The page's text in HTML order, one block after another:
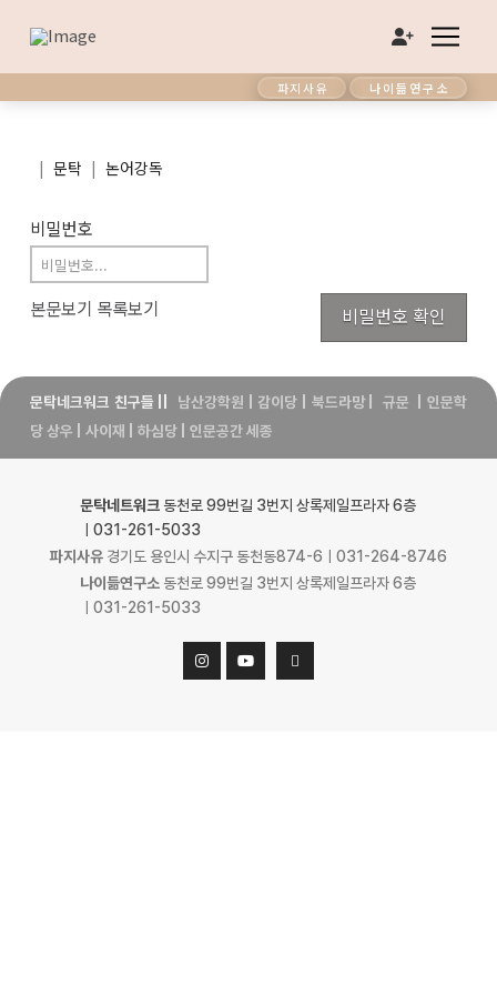
파지사유 나이듦연구소
| 문탁 | 논어강독
비밀번호
본문보기 목록보기 비밀번호 확인
문탁네크워크 친구들 남산강학원 감이당 북드라망| 규문 |인문학
당 상우
사이재 하심당| 인문공간 세종
문탁네트워크 동천로 99번길 3번지 상록제일프라자 6층
ㅣ031-261-5033
파지사유경기도 용인시 수지구 동천동874-6ㅣ031-264-8746
나이듦연구소 동천로 99번길 3번지 상록제일프라자 6층
ㅣ031-261-5033